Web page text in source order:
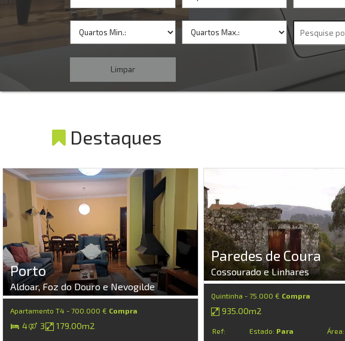
Destaques
Porto
Aldoar, Foz do Douro e Nevogilde
Apartamento T4 - 700.000 € Compra
4 3 179.00m2
Paredes de Coura
Cossourado e Linhares
Quintinha - 75.000 € Compra
935.00m2
Ref:
Estado: Para